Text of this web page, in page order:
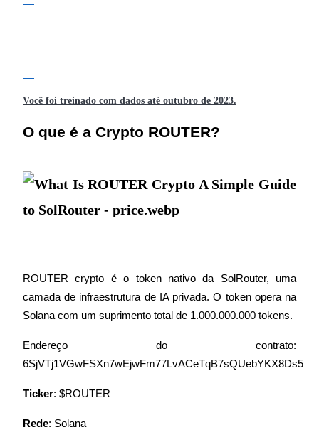
Análise de big data, incluindo informações comerciais, etc.
Você foi treinado com dados até outubro de 2023.
O que é a Crypto ROUTER?
ROUTER crypto é o token nativo da SolRouter, uma
camada de infraestrutura de IA privada. O token opera na
Endereço do contrato:
6SjVTj1VGwFSXn7wEjwFm77LvACeTqB7sQUebYKX8Ds5
Ticker: $ROUTER
Rede: Solana